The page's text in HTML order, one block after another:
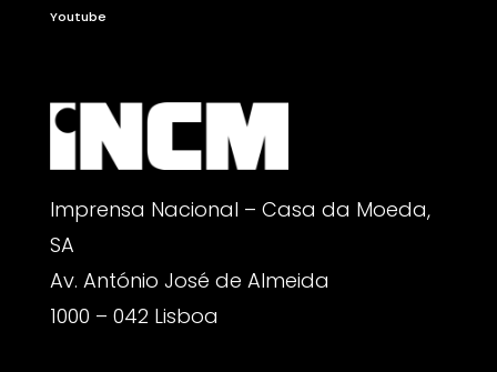
Youtube
Imprensa Nacional – Casa da Moeda,
SA
Av. António José de Almeida
1000 – 042 Lisboa